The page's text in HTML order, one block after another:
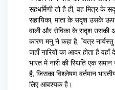
सहधर्मिणी तो है ही, वह मित्र के
सहायिका, माता के सदृश उसके
वाली और सेविका के सदृश उसकी
कारण मनु ने कहा है, ”यत्र
जहाँ नारियों का आदर होता है
भारत में नारी की स्थिति एक
है, जिसका विश्लेषण वर्तमान
लिए आवश्यक है।